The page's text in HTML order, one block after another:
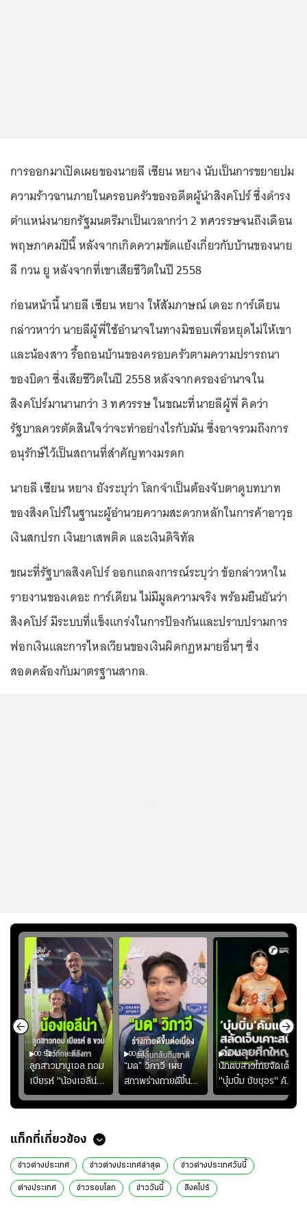
การออกมาเปิดเผยของนายลี เซียน หยาง นับเป็นการขยายปม
ความร้าวฉานภายในครอบครัวของอดีตผู้นำสิงคโปร์ ซึ่งดำรง
ตำแหน่งนายกรัฐมนตรีมาเป็นเวลากว่า 2 ทศวรรษจนถึงเดือน
พฤษภาคมปีนี้ หลังจากเกิดความขัดแย้งเกี่ยวกับบ้านของนาย
ลี กวน ยู หลังจากที่เขาเสียชีวิตในปี 2558
ก่อนหน้านี้ นายลี เซียน หยาง ให้สัมภาษณ์ เดอะ การ์เดียน
กล่าวหาว่า นายลีผู้พี่ใช้อำนาจในทางมิชอบเพื่อหยุดไม่ให้เขา
และน้องสาว รื้อถอนบ้านของครอบครัวตามความปรารถนา
ของบิดา ซึ่งเสียชีวิตในปี 2558 หลังจากครองอำนาจใน
สิงคโปร์มานานกว่า 3 ทศวรรษ ในขณะที่นายลีผู้พี่ คิดว่า
รัฐบาลควรตัดสินใจว่าจะทำอย่างไรกับมัน ซึ่งอาจรวมถึงการ
อนุรักษ์ไว้เป็นสถานที่สำคัญทางมรดก
นายลี เซียน หยาง ยังระบุว่า โลกจำเป็นต้องจับตาดูบทบาท
ของสิงคโปร์ในฐานะผู้อำนวยความสะดวกหลักในการค้าอาวุธ
เงินสกปรก เงินยาเสพติด และเงินดิจิทัล
ขณะที่รัฐบาลสิงคโปร์ ออกแถลงการณ์ระบุว่า ข้อกล่าวหาใน
รายงานของเดอะ การ์เดียน ไม่มีมูลความจริง พร้อมยืนยันว่า
สิงคโปร์ มีระบบที่แข็งแกร่งในการป้องกันและปราบปรามการ
ฟอกเงินและการไหลเวียนของเงินผิดกฎหมายอื่นๆ ซึ่ง
สอดคล้องกับมาตรฐานสากล.
00:52
ลูกสาวมานูเอล ทอม
เบียรห์ "น้องเอลีน่า"
วัย 8 ขวบ โชว์ตี
ลังกาสุดพริ้ว
00:51
“มด” วิภาวี เผย
สภาพร่างกายดีขึ้น
อย่างต่อเนื่อง พร้อม
พยายามลงสนามให้
02:40
นักตบสาวไทยจัดเต็ม
"บุ๋มบิ๋ม ชัชชุอร" คัม
แบ็ก ศึก" SEA V
CUP 2026" เลก
แท็กที่เกี่ยวข้อง
ข่าวต่างประเทศ ข่าวต่างประเทศล่าสุด ข่าวต่างประเทศวันนี้
ต่างประเทศ ข่าวรอบโลก ข่าววันนี้ สิงคโปร์